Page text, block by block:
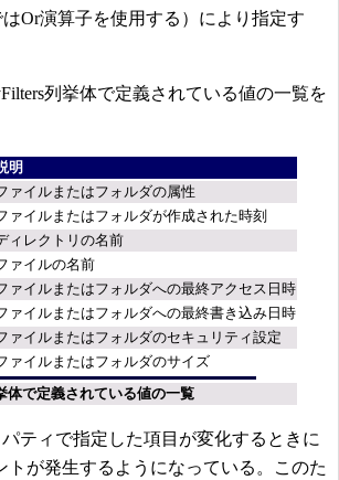
Or演算子を使用する）により指定す
列挙体で定義されている値の一覧を
明
ァイルまたはフォルダの属性
ァイルまたはフォルダが作成された時刻
ィレクトリの名前
ァイルの名前
ァイルまたはフォルダへの最終アクセス日時
ァイルまたはフォルダへの最終書き込み日時
ァイルまたはフォルダのセキュリティ設定
ァイルまたはフォルダのサイズ
体で定義されている値の一覧
ティで指定した項目が変化するときに
トが発生するようになっている。このた